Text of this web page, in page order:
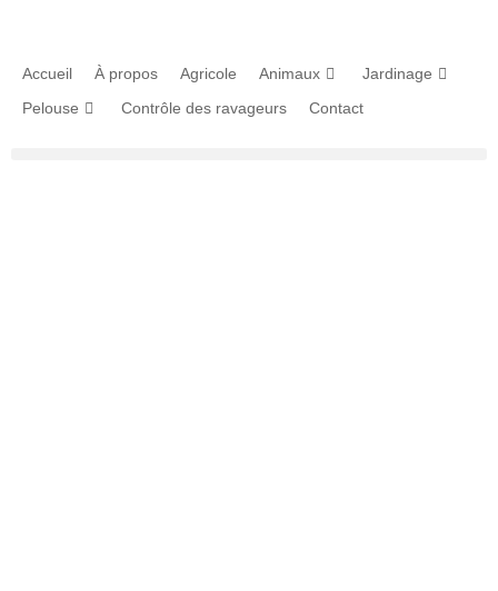
Accueil À propos Agricole Animaux
Jardinage
Pelouse
Contrôle des ravageurs Contact